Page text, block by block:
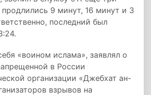
продлились 9 минут, 16 минут и 3
последний был
«воином ислама», заявлял о
в России
организации «Джебхат ан-
взрывов на